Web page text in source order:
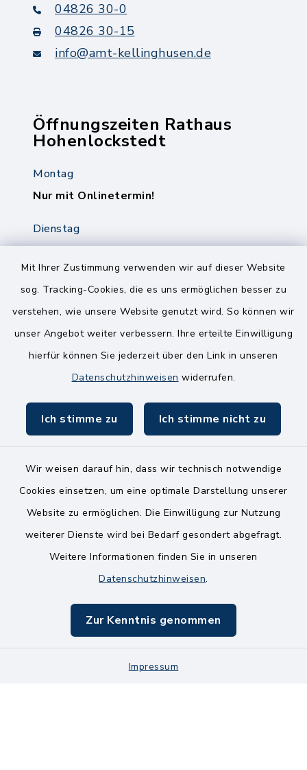
Mit Ihrer Zustimmung verwenden wir auf dieser Website
sog. Tracking-Cookies, die es uns ermöglichen besser zu
verstehen, wie unsere Website genutzt wird. So können wir
unser Angebot weiter verbessern. Ihre erteilte Einwilligung
hierfür können Sie jederzeit über den Link in unseren
Datenschutzhinweisen widerrufen.
Ich stimme zu Ich stimme nicht zu
Wir weisen darauf hin, dass wir technisch notwendige
Cookies einsetzen, um eine optimale Darstellung unserer
Website zu ermöglichen. Die Einwilligung zur Nutzung
weiterer Dienste wird bei Bedarf gesondert abgefragt.
Weitere Informationen finden Sie in unseren
Datenschutzhinweisen.
Zur Kenntnis genommen
Impressum
04826 30-0
04826 30-15
info@amt-kellinghusen.de
Öffnungszeiten Rathaus
Hohenlockstedt
Montag
Nur mit Onlinetermin!
Dienstag
8.00-12.00 Uhr
14.00-18.00 Uhr
Freitag
8.00-11.00 Uhr
Kontakt
Barrierefreiheit
Impressum
Sitemap